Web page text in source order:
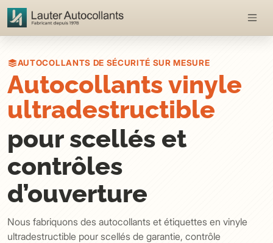
AUTOCOLLANTS DE SÉCURITÉ SUR MESURE
Autocollants vinyle
ultradestructible
pour scellés et
contrôles
d’ouverture
Nous fabriquons des autocollants et étiquettes en vinyle
ultradestructible pour scellés de garantie, contrôle